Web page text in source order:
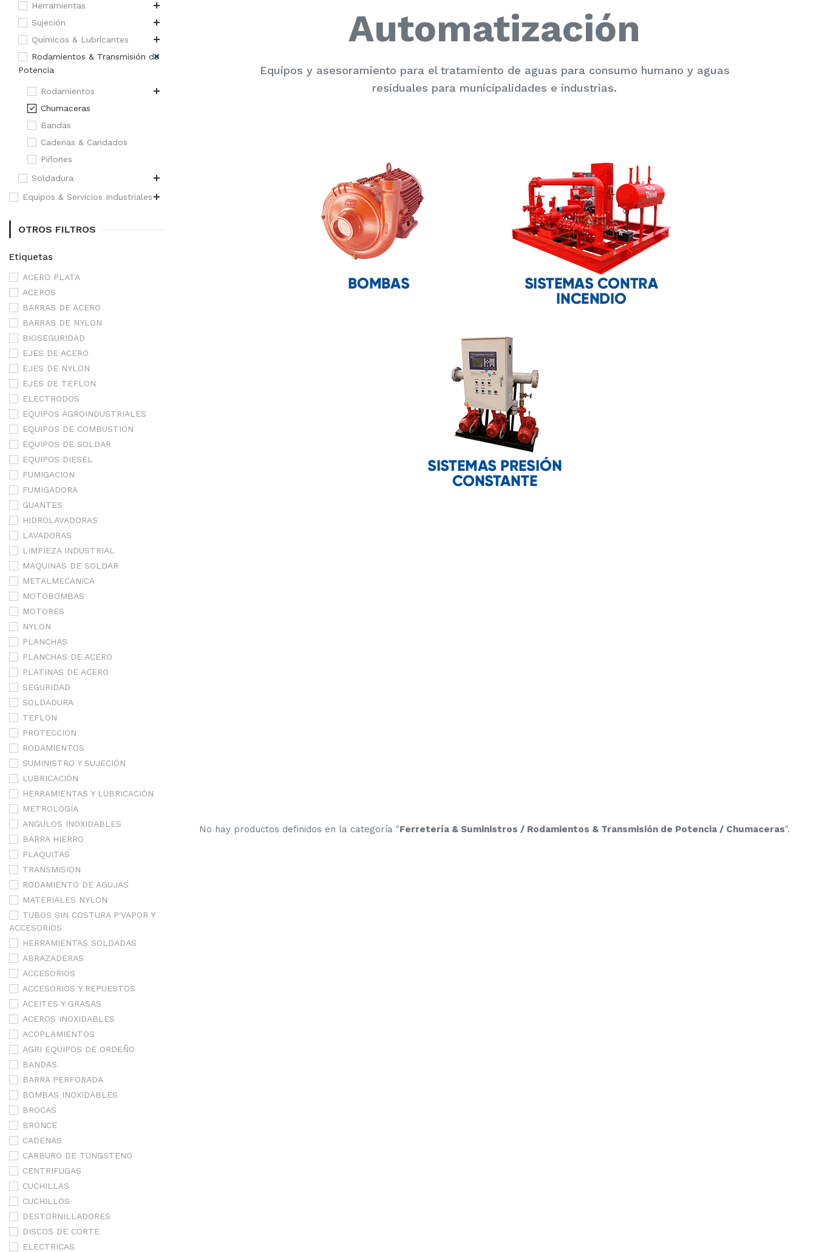
Herramientas
Sujeción
Químicos & Lubricantes
Rodamientos & Transmisión de
Potencia
Rodamientos
Chumaceras
Bandas
Cadenas & Candados
Piñones
Soldadura
Equipos & Servicios Industriales
OTROS FILTROS
Etiquetas
ACERO PLATA
ACEROS
BARRAS DE ACERO
BARRAS DE NYLON
BIOSEGURIDAD
EJES DE ACERO
EJES DE NYLON
EJES DE TEFLON
ELECTRODOS
EQUIPOS AGROINDUSTRIALES
EQUIPOS DE COMBUSTION
EQUIPOS DE SOLDAR
EQUIPOS DIESEL
FUMIGACION
FUMIGADORA
GUANTES
HIDROLAVADORAS
LAVADORAS
LIMPIEZA INDUSTRIAL
MAQUINAS DE SOLDAR
METALMECANICA
MOTOBOMBAS
MOTORES
NYLON
PLANCHAS
PLANCHAS DE ACERO
PLATINAS DE ACERO
SEGURIDAD
SOLDADURA
TEFLON
PROTECCION
RODAMIENTOS
SUMINISTRO Y SUJECIÓN
LUBRICACIÓN
HERRAMIENTAS Y LUBRICACIÓN
METROLOGÍA
ANGULOS INOXIDABLES
BARRA HIERRO
PLAQUITAS
TRANSMISION
RODAMIENTO DE AGUJAS
MATERIALES NYLON
TUBOS SIN COSTURA P'VAPOR Y
ACCESORIOS
HERRAMIENTAS SOLDADAS
ABRAZADERAS
ACCESORIOS
ACCESORIOS Y REPUESTOS
ACEITES Y GRASAS
ACEROS INOXIDABLES
ACOPLAMIENTOS
AGRI EQUIPOS DE ORDEÑO
BANDAS
BARRA PERFORADA
BOMBAS INOXIDABLES
BROCAS
BRONCE
CADENAS
CARBURO DE TUNGSTENO
CENTRIFUGAS
CUCHILLAS
CUCHILLOS
DESTORNILLADORES
DISCOS DE CORTE
ELECTRICAS
Automatización
Equipos y asesoramiento para el tratamiento de aguas para consumo humano y aguas
residuales para municipalidades e industrias.
No hay productos definidos en la categoría "Ferretería & Suministros / Rodamientos & Transmisión de Potencia / Chumaceras".